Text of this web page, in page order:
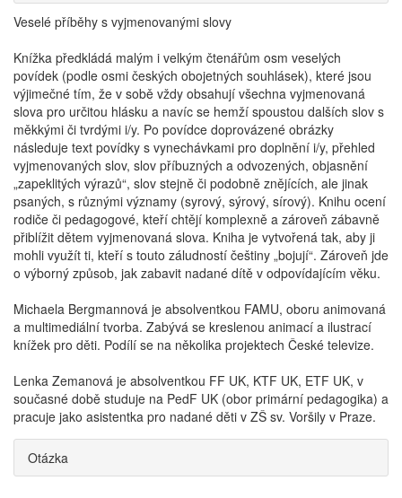
Veselé příběhy s vyjmenovanými slovy
Knížka předkládá malým i velkým čtenářům osm veselých
povídek (podle osmi českých obojetných souhlásek), které jsou
výjimečné tím, že v sobě vždy obsahují všechna vyjmenovaná
slova pro určitou hlásku a navíc se hemží spoustou dalších slov s
měkkými či tvrdými i/y. Po povídce doprovázené obrázky
následuje text povídky s vynechávkami pro doplnění i/y, přehled
vyjmenovaných slov, slov příbuzných a odvozených, objasnění
„zapeklitých výrazů“, slov stejně či podobně znějících, ale jinak
psaných, s různými významy (syrový, sýrový, sírový). Knihu ocení
rodiče či pedagogové, kteří chtějí komplexně a zároveň zábavně
přiblížit dětem vyjmenovaná slova. Kniha je vytvořená tak, aby ji
mohli využít ti, kteří s touto záludností češtiny „bojují“. Zároveň jde
o výborný způsob, jak zabavit nadané dítě v odpovídajícím věku.
Michaela Bergmannová je absolventkou FAMU, oboru animovaná
a multimediální tvorba. Zabývá se kreslenou animací a ilustrací
knížek pro děti. Podílí se na několika projektech České televize.
Lenka Zemanová je absolventkou FF UK, KTF UK, ETF UK, v
současné době studuje na PedF UK (obor primární pedagogika) a
pracuje jako asistentka pro nadané děti v ZŠ sv. Voršily v Praze.
Otázka